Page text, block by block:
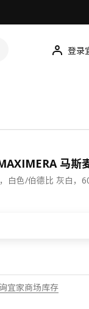
登录
马斯
白色/伯德比 灰白，
宜家商场库存